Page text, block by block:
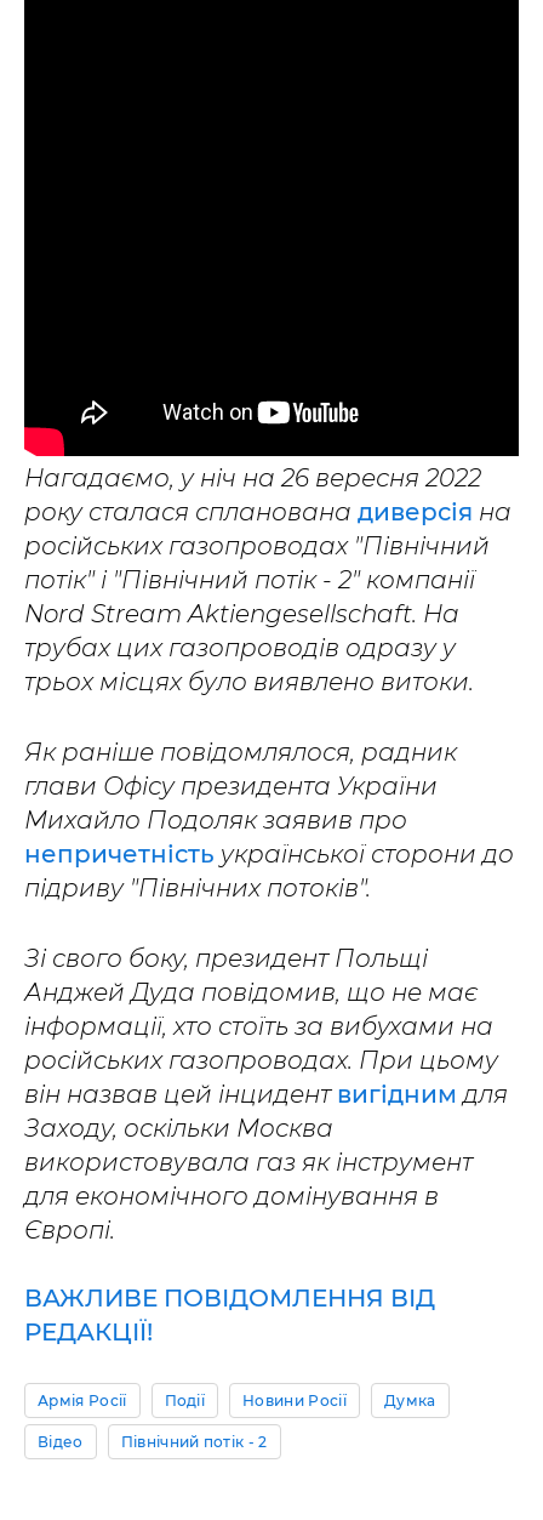
Нагадаємо, у ніч на 26 вересня 2022
року сталася спланована диверсія на
російських газопроводах "Північний
потік" і "Північний потік - 2" компанії
Nord Stream Aktiengesellschaft. На
трубах цих газопроводів одразу у
трьох місцях було виявлено витоки.
Як раніше повідомлялося, радник
глави Офісу президента України
Михайло Подоляк заявив про
непричетність української сторони до
підриву "Північних потоків".
Зі свого боку, президент Польщі
Анджей Дуда повідомив, що не має
інформації, хто стоїть за вибухами на
російських газопроводах. При цьому
він назвав цей інцидентвигіднимдля
Заходу, оскільки Москва
використовувала газ як інструмент
для економічного домінування в
Європі.
ВАЖЛИВЕ ПОВІДОМЛЕННЯ ВІД
РЕДАКЦІЇ!
Армія Росії Події Новини Росії Думка
Відео Північний потік - 2